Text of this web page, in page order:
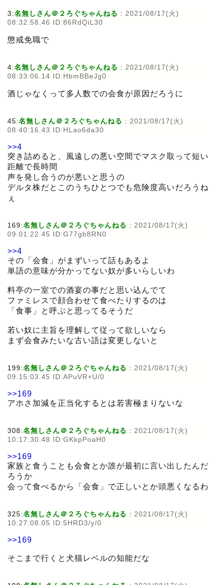
3:名無しさん＠２ろぐちゃんねる : 2021/08/17(火)
08:32:58.46 ID:86RdQiL30
懲戒免職で
4:名無しさん＠２ろぐちゃんねる : 2021/08/17(火)
08:33:06.14 ID:HbmBBeJg0
酒じゃなくって多人数での会食が原因だろうに
45:名無しさん＠２ろぐちゃんねる : 2021/08/17(火)
08:40:16.43 ID:HLao6da30
>>4
突き詰めると、風遠しの悪い空間でマスク取って短い
距離で長時間
声を発し合うのが悪いと思うの
デルタ株だとこのうちひとつでも危険度高いだろうね
ぇ
169:名無しさん＠２ろぐちゃんねる : 2021/08/17(火)
09:01:22.45 ID:G77gb8RN0
>>4
その「会食」がまずいって話もあるよ
単語の意味が分かってない奴が多いらしいわ
料亭の一室での酒宴の事だと思い込んでて
ファミレスで顔合わせて食べたりするのは
「食事」と呼ぶと思ってるそうだ
若い奴に主旨を理解して従って欲しいなら
まず会食みたいな古い語は変更しないと
199:名無しさん＠２ろぐちゃんねる : 2021/08/17(火)
09:15:03.45 ID:APuVR+U/0
>>169
アホさ加減を正当化するとは若害極まりないな
308:名無しさん＠２ろぐちゃんねる : 2021/08/17(火)
10:17:30.48 ID:GKkpPoaH0
>>169
家族と食うことも会食とか誰が最初に言い出したんだ
ろうか
会って食べるから「会食」で正しいとか頭悪くなるわ
325:名無しさん＠２ろぐちゃんねる : 2021/08/17(火)
10:27:08.05 ID:5HRD3/y/0
>>169
そこまで行くと犬猫レベルの知能だな